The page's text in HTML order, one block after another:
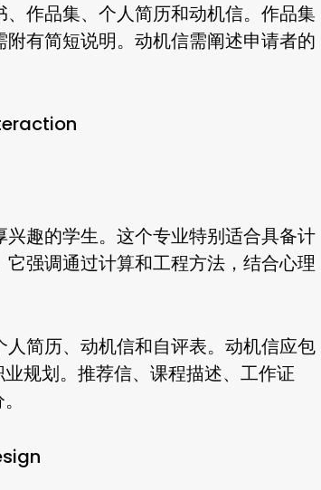
作品集、个人简历和动机信。作品集
有简短说明。动机信需阐述申请者的
兴趣的学生。这个专业特别适合具备计
强调通过计算和工程方法，结合心理
人简历、动机信和自评表。动机信应包
规划。推荐信、课程描述、工作证